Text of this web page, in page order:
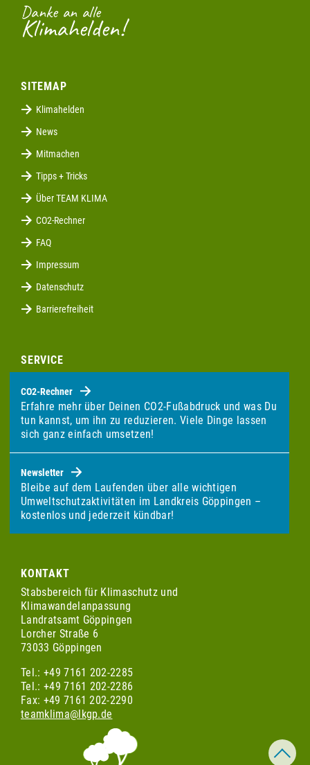
Danke an alle
Klimahelden!
SITEMAP
Klimahelden
News
Mitmachen
Tipps + Tricks
Über TEAM KLIMA
CO2-Rechner
FAQ
Impressum
Datenschutz
Barrierefreiheit
SERVICE
CO2-Rechner
Erfahre mehr über Deinen CO2-Fußabdruck und was Du
tun kannst, um ihn zu reduzieren. Viele Dinge lassen
sich ganz einfach umsetzen!
Newsletter
Bleibe auf dem Laufenden über alle wichtigen
Umweltschutzaktivitäten im Landkreis Göppingen –
kostenlos und jederzeit kündbar!
KONTAKT
Stabsbereich für Klimaschutz und
Klimawandelanpassung
Landratsamt Göppingen
Lorcher Straße 6
73033 Göppingen
Tel.: +49 7161 202-2285
Tel.: +49 7161 202-2286
Fax: +49 7161 202-2290
teamklima@lkgp.de